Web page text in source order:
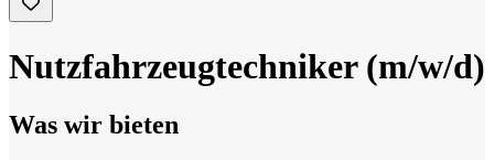
Nutzfahrzeugtechniker (m/w/d)
Was wir bieten